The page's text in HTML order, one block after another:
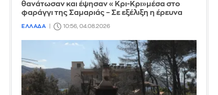
θανάτωσαν και έψησαν «Κρι-Κρι»μέσα στο
φαράγγι της Σαμαριάς – Σε εξέλιξη η έρευνα
ΕΛΛΑΔΑ 10:56, 04.08.2026